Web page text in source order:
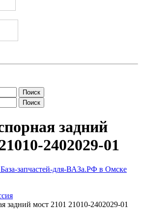
Поиск
Поиск
задний
2402029-01
запчастей-для-ВАЗа.РФ в Омске
задний мост 2101 21010-2402029-01